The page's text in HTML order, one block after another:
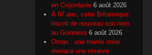
en Cisjordanie 6 août 2026
À 97 ans, cette Britannique
inscrit de nouveau son nom
au Guinness 6 août 2026
Oman : une marée noire
menace une réserve